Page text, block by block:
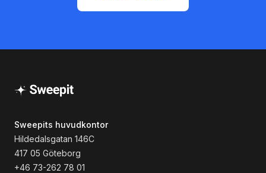
Sweepits huvudkontor
Hildedalsgatan 146C
417 05 Göteborg
+46 73-262 78 01